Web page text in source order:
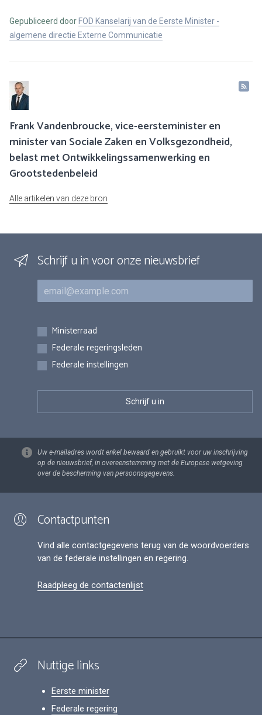
Gepubliceerd door FOD Kanselarij van de Eerste Minister -
algemene directie Externe Communicatie
Frank Vandenbroucke, vice-eersteminister en
minister van Sociale Zaken en Volksgezondheid,
belast met Ontwikkelingssamenwerking en
Grootstedenbeleid
Alle artikelen van deze bron
Schrijf u in voor onze nieuwsbrief
E-mail
Inschrijvingen
Ministerraad
Federale regeringsleden
Federale instellingen
Uw e-mailadres wordt enkel bewaard en gebruikt voor uw inschrijving
op de nieuwsbrief, in overeenstemming met de Europese wetgeving
over de bescherming van persoonsgegevens.
Contactpunten
Vind alle contactgegevens terug van de woordvoerders
van de federale instellingen en regering.
Raadpleeg de contactenlijst
Nuttige links
Eerste minister
Federale regering